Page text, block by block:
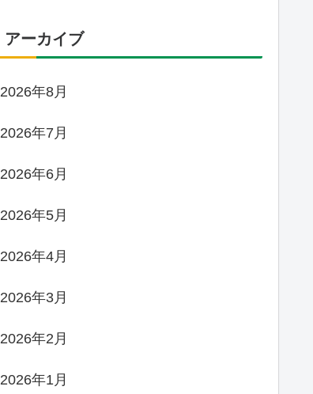
アーカイブ
2026年8月
2026年7月
2026年6月
2026年5月
2026年4月
2026年3月
2026年2月
2026年1月